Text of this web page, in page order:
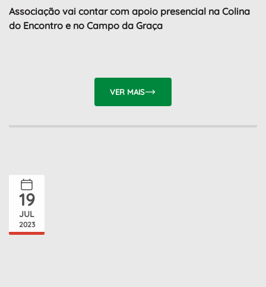
Associação vai contar com apoio presencial na Colina
do Encontro e no Campo da Graça
VER MAIS
19
JUL
2023